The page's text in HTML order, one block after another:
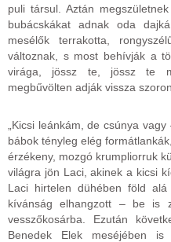
puli társul. Aztán
bubácskákat adnak oda
mesélők terrakotta,
változnak, s most behívják a
virága, jössz te, jössz te
megbűvölten adják vissza
„Kicsi leánkám, de csúnya
bábok tényleg elég
érzékeny, mozgó krumpliorruk
világra jön Laci, akinek a kicsi
Laci hirtelen dühében föld
kívánság elhangzott – be is
vesszőkosárba. Ezután
Benedek Elek meséjében